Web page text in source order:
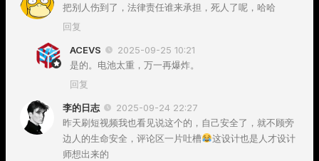
把别人伤到了，法律责任谁来承担，死人了呢，哈哈
回复
ACEVS
2025-09-25 10:21
是的。电池太重，万一再爆炸。
回复
李的日志
2025-09-24 22:27
昨天刷短视频我也看见说这个的，自己安全了，就不顾旁
边人的生命安全，评论区一片吐槽
这设计也是人才设计
师想出来的